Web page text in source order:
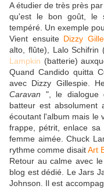
A étudier de très près
qu'est le bon goût, le
tempéré. Un exemple
Vient ensuite Dizzy
alto, flûte), Lalo Schifrin
Lampkin (batterie)
Quand Candido quitta
avec Dizzy Gillespie.
Caravan ", le dialogue
batteur est absolument
écoutant l'album mais le
frappe, pétrit, enlace
femme aimée. Chuck
rythme comme disaitArt
Retour au calme avec
blog est dédié. Le Jars
Johnson. Il est